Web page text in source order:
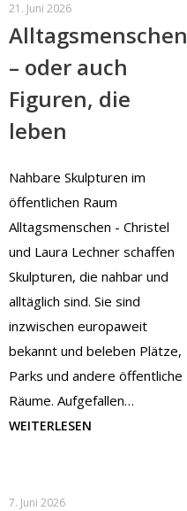
21. Juni 2026
Alltagsmenschen
– oder auch
Figuren, die
leben
Nahbare Skulpturen im
öffentlichen Raum
Alltagsmenschen - Christel
und Laura Lechner schaffen
Skulpturen, die nahbar und
alltäglich sind. Sie sind
inzwischen europaweit
bekannt und beleben Plätze,
Parks und andere öffentliche
Räume. Aufgefallen…
WEITERLESEN
7. Juni 2026